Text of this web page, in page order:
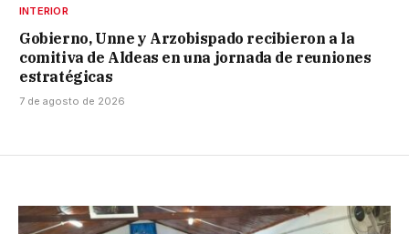
INTERIOR
Gobierno, Unne y Arzobispado recibieron a la
comitiva de Aldeas en una jornada de reuniones
estratégicas
7 de agosto de 2026